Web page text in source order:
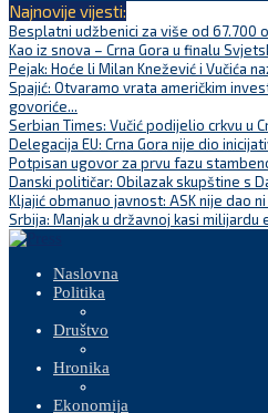
Najnovije vijesti:
Besplatni udžbenici za više od 67.700
Kao iz snova – Crna Gora u finalu
Pejak: Hoće li Milan Knežević i Vučića
Spajić: Otvaramo vrata američkim
govoriće...
Serbian Times: Vučić podijelio crkvu u
Delegacija EU: Crna Gora nije dio
Potpisan ugovor za prvu fazu
Danski političar: Obilazak skupštine s
Kljajić obmanuo javnost: ASK nije dao
Srbija: Manjak u državnoj kasi milijardu
Naslovna
Politika
Društvo
Hronika
Ekonomija